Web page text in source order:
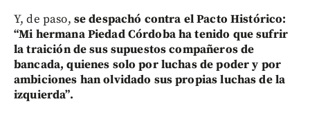
Y, de paso, se despachó contra el Pacto Histórico:
“Mi hermana Piedad Córdoba ha tenido que sufrir
la traición de sus supuestos compañeros de
bancada, quienes solo por luchas de poder y por
ambiciones han olvidado sus propias luchas de la
izquierda”.